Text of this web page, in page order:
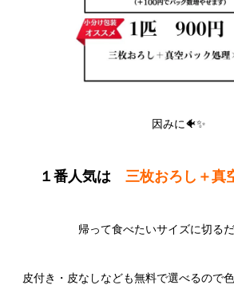
因みに🐠✨
１番人気は 三枚おろし＋
帰って食べたいサイズに切る
皮付き・皮なしなども無料で選べるので